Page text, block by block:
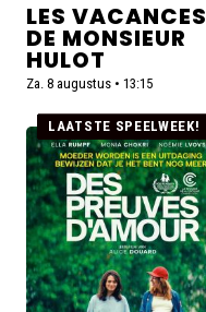
LES VACANCES
DE MONSIEUR
HULOT
Za. 8 augustus • 13:15
Lees
meer
over
Des
preuves
d'amour
LAATSTE SPEELWEEK!